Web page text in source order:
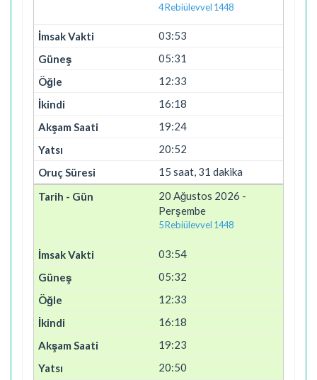
4 Rebiülevvel 1448
03:53
05:31
12:33
16:18
19:24
20:52
15 saat, 31 dakika
20 Ağustos 2026 -
Perşembe
5 Rebiülevvel 1448
03:54
05:32
12:33
16:18
19:23
20:50